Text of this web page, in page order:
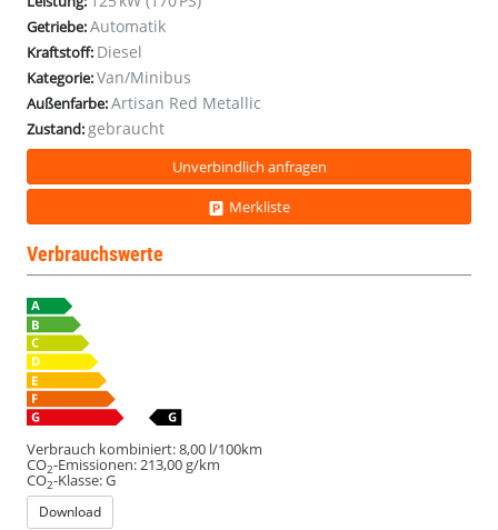
ACC
AHK
ACC
AHK
ACC
AHK
ACC
AHK
Getriebe:Automatik
Kraftstoff: Diesel
Kategorie:Van/Minibus
Außenfarbe:Artisan Red Metallic
Zustand: gebraucht
Unverbindlich anfragen
Merkliste
Verbrauchswerte
Verbrauch kombiniert:8,00 l/100km
CO2-Emissionen:213,00 g/km
CO2-Klasse:G
Download